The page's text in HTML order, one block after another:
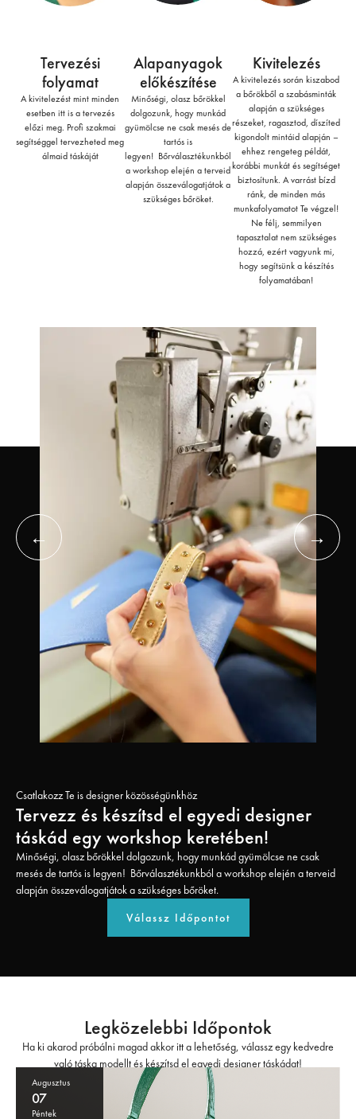
Tervezési
folyamat
A kivitelezést mint minden
esetben itt is a tervezés
előzi meg. Profi szakmai
segítséggel tervezheted meg
álmaid táskáját
Alapanyagok
előkészítése
Minőségi, olasz bőrökkel
dolgozunk, hogy munkád
gyümölcse ne csak mesés de
tartós is
legyen! Bőrválasztékunkból
a workshop elején a terveid
alapján összeválogatjátok a
szükséges bőröket.
Kivitelezés
A kivitelezés során kiszabod
a bőrökből a szabásminták
alapján a szükséges
részeket, ragasztod, díszíted
kigondolt mintáid alapján –
ehhez rengeteg példát,
korábbi munkát és segítséget
biztosítunk. A varrást bízd
ránk, de minden más
munkafolyamatot Te végzel!
Ne félj, semmilyen
tapasztalat nem szükséges
hozzá, ezért vagyunk mi,
hogy segítsünk a készítés
folyamatában!
Csatlakozz Te is designer közösségünkhöz
Tervezz és készítsd el egyedi designer
táskád egy workshop keretében!
Minőségi, olasz bőrökkel dolgozunk, hogy munkád gyümölcse ne csak
mesés de tartós is legyen! Bőrválasztékunkból a workshop elején a terveid
alapján összeválogatjátok a szükséges bőröket.
Válassz Időpontot
Legközelebbi Időpontok
Ha ki akarod próbálni magad akkor itt a lehetőség, válassz egy kedvedre
való táska modellt és készítsd el egyedi designer táskádat!
Augusztus
07
Péntek